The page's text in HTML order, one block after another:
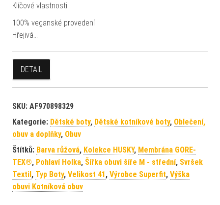
Klíčové vlastnosti:
100% veganské provedení
Hřejivá…
DETAIL
SKU: AF970898329
Kategorie: Dětské boty, Dětské kotníkové boty, Oblečení,
obuv a doplňky, Obuv
Štítků: Barva růžová, Kolekce HUSKY, Membrána GORE-
TEX®, Pohlaví Holka, Šířka obuvi šíře M - střední, Svršek
Textil, Typ Boty, Velikost 41, Výrobce Superfit, Výška
obuvi Kotníková obuv